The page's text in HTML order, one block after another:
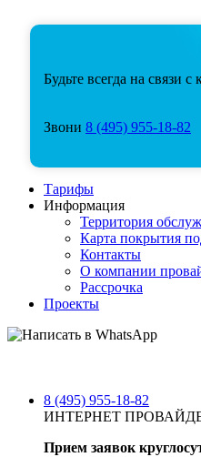
Будьте всегда на связи
Звони 8 (495) 955-18-82
Тарифы
Информация
Территория
Карта покрытия
Контакты
О компании
Рассрочка
Проекты
8 (495) 955-18-82
ИНТЕРНЕТ
Прием заявок